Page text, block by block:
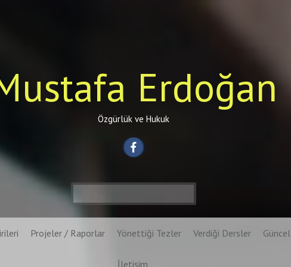
Erdoğan
Özgürlük ve Hukuk
Arama:
Projeler / Raporlar Yönettiği Tezler Verdiği Dersler Güncel
İletişim